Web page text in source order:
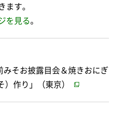
ます。
を見る。
みそお披露目会＆焼きおにぎ
）作り」（東京）